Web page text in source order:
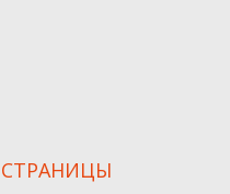
СТРАНИЦЫ